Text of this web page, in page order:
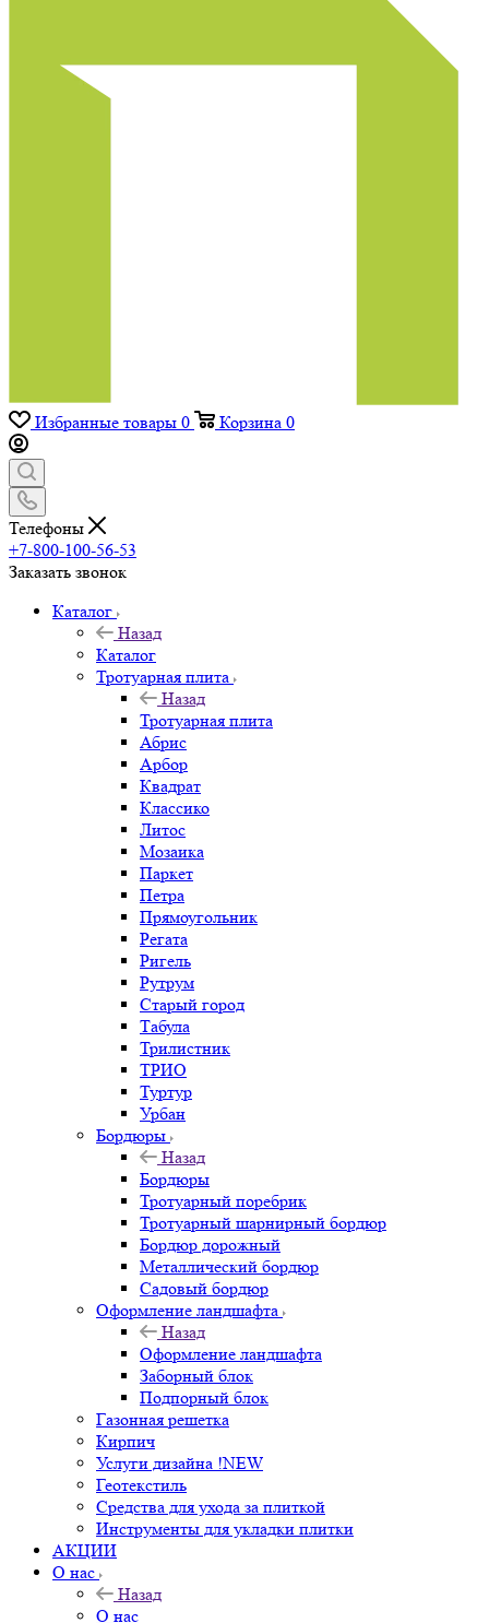
Избранные товары 0 Корзина 0
Телефоны
+7-800-100-56-53
Заказать звонок
Каталог
Назад
Каталог
Тротуарная плита
Назад
Тротуарная плита
Абрис
Арбор
Квадрат
Классико
Литос
Мозаика
Паркет
Петра
Прямоугольник
Регата
Ригель
Рутрум
Старый город
Табула
Трилистник
ТРИО
Туртур
Урбан
Бордюры
Назад
Бордюры
Тротуарный поребрик
Тротуарный шарнирный бордюр
Бордюр дорожный
Металлический бордюр
Садовый бордюр
Оформление ландшафта
Назад
Оформление ландшафта
Заборный блок
Подпорный блок
Газонная решетка
Кирпич
Услуги дизайна !NEW
Геотекстиль
Средства для ухода за плиткой
Инструменты для укладки плитки
АКЦИИ
О нас
Назад
О нас